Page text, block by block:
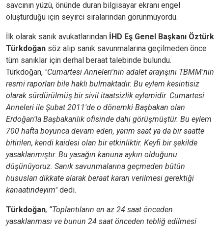
savcının yüzü, önünde duran bilgisayar ekranı engel
oluşturduğu için seyirci sıralarından görünmüyordu.
İlk olarak sanık avukatlarından İHD Eş Genel Başkanı Öztürk
Türkdoğan söz alıp sanık savunmalarına geçilmeden önce
tüm sanıklar için derhal beraat talebinde bulundu.
Türkdoğan, "Cumartesi Anneleri'nin adalet arayışını TBMM'nin
resmi raporları bile haklı bulmaktadır. Bu eylem kesintisiz
olarak sürdürülmüş bir sivil itaatsizlik eylemidir. Cumartesi
Anneleri ile Şubat 2011'de o dönemki Başbakan olan
Erdoğan'la Başbakanlık ofisinde dahi görüşmüştür. Bu eylem
700 hafta boyunca devam eden, yarım saat ya da bir saatte
bitirilen, kendi kaidesi olan bir etkinliktir. Keyfi bir şekilde
yasaklanmıştır. Bu yasağın kanuna aykırı olduğunu
düşünüyoruz. Sanık savunmalarına geçmeden bütün
hususları dikkate alarak beraat kararı verilmesi gerektiği
kanaatindeyim"dedi.
Türkdoğan, “Toplantıların en az 24 saat önceden
yasaklanması ve bunun 24 saat önceden tebliğ edilmesi